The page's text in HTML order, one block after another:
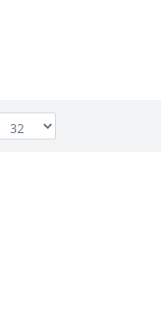
GTE Negru
⭐ Oferta de
un dormitor de vis, orice
pat masina GTE negru poate
lumea iar ..